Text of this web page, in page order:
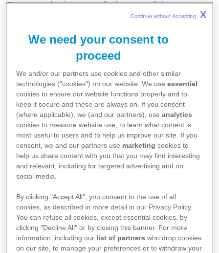
Forstoppelse kan være forårsaget af visse
kræftbehandlinger samt af kvalme og
fald i dit sædvanlige
aktivitetsniveau. Forstoppelse forekommer, når
afføringen bliver hård, tør og svær at komme af
med. Dine afføringer kan være mindre hyppige,
smertefulde og ledsaget af mavesmerter, luft i
maven eller blod i afføringen. Du kan føle dig
oppustet og have kvalme.
Tips til personer, der oplever forstoppelse:
Sørg for at få væske nok. Drik mindst 8-10 glas
væske om dagen.
Indtagelse af varme væsker kan hjælpe med at
Indtag fødevarer, der er rige på kostfibre,
såsom klid, fuldkornsbrød, ris,
morgenmadsprodukter og pasta samt frisk frugt
og grøntsager, bønner og nødder.
We need your consent to
proceed
We and/or our partners use cookies and other similar
technologies (“cookies”) on our website. We useessential
cookies to ensure our website functions properly and to
keep it secure and these are always on. If you consent
(where applicable), we (and our partners), useanalytics
cookies to measure website use, to learn what content is
most useful to users and to help us improve our site. If you
consent, we and our partners use marketing cookies to
help us share content with you that you may find interesting
and relevant, including for targeted advertising and on
social media.
By clicking "Accept All", you consent to the use of all
cookies, as described in more detail in our Privacy Policy.
You can refuse all cookies, except essential cookies, by
clicking "Decline All" or by closing this banner. For more
information, including our list of partners who drop cookies
on our site, to manage your preferences or to withdraw your
Continue without Accepting X